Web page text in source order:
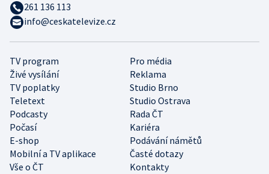
TV program
Pro média
Živé vysílání
Reklama
TV poplatky
Studio Brno
Teletext
Studio Ostrava
Podcasty
Rada ČT
Počasí
Kariéra
E-shop
Podávání námětů
Mobilní a TV aplikace
Časté dotazy
Vše o ČT
Kontakty
261 136 113
info@ceskatelevize.cz